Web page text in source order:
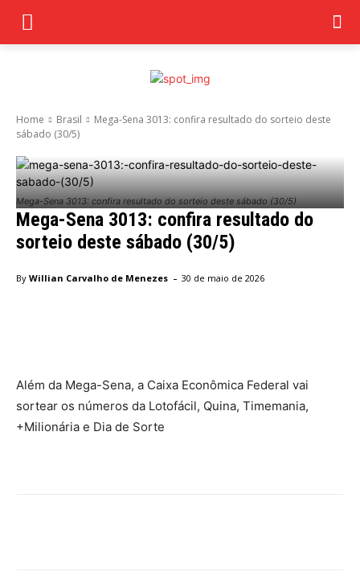
Home Brasil
Mega-Sena 3013: confira resultado do sorteio deste
sábado (30/5)
Mega-Sena 3013: confira resultado do sorteio deste sábado (30/5)
Mega-Sena 3013: confira resultado do
sorteio deste sábado (30/5)
By Willian Carvalho de Menezes - 30 de maio de 2026
Além da Mega-Sena, a Caixa Econômica Federal vai
sortear os números da Lotofácil, Quina, Timemania,
+Milionária e Dia de Sorte